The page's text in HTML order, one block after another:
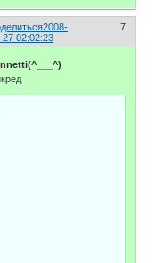
7
2008-
27 02:02:23